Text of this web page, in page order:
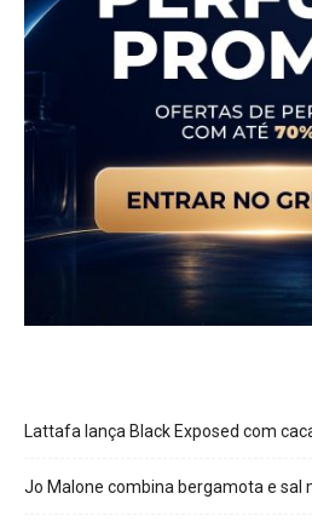
Lattafa lança Black Exposed com
Jo Malone combina bergamota e sal